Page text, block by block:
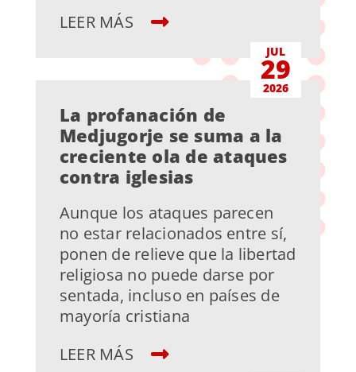
LEER MÁS
JUL
29
2026
La profanación de
Medjugorje se suma a la
creciente ola de ataques
contra iglesias
Aunque los ataques parecen
no estar relacionados entre sí,
ponen de relieve que la libertad
religiosa no puede darse por
sentada, incluso en países de
mayoría cristiana
LEER MÁS